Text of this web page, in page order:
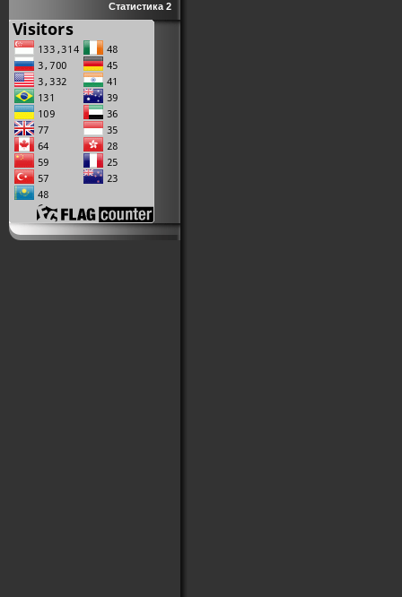
Статистика 2